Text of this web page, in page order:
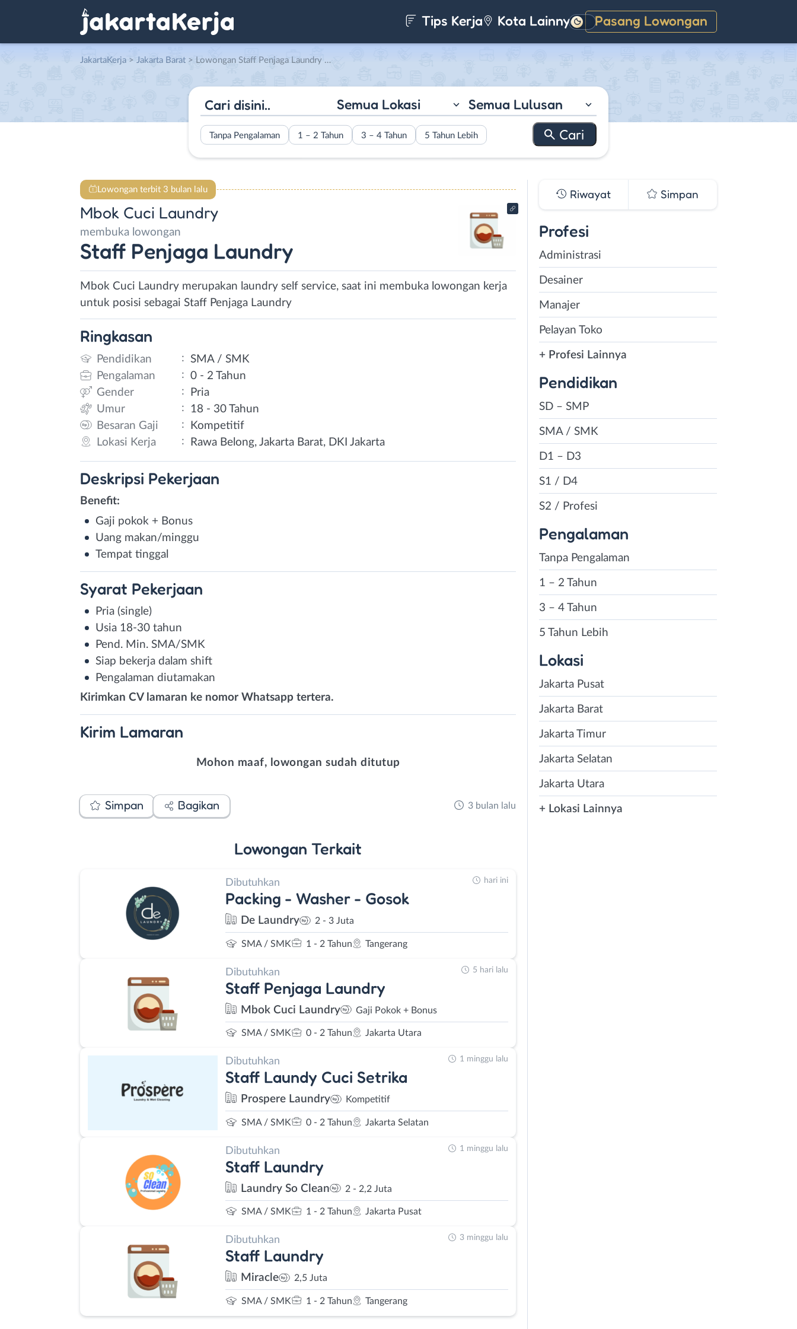
Tips Kerja Kota Lainnya Pasang Lowongan
Gelap
JakartaKerja > Jakarta Barat > Lowongan Staff Penjaga Laundry di Mbok Cuci Laundry
Semua Lokasi Semua Lulusan
Tanpa Pengalaman 1 – 2 Tahun 3 – 4 Tahun 5 Tahun Lebih
Lowongan terbit 3 bulan lalu
Mbok Cuci Laundry
membuka lowongan
Staff Penjaga Laundry
Mbok Cuci Laundry merupakan laundry self service, saat ini membuka lowongan kerja
untuk posisi sebagai Staff Penjaga Laundry
Ringkasan
Pendidikan : SMA / SMK
Pengalaman
: 0 - 2 Tahun
Gender
:
Pria
Umur
:
18 - 30 Tahun
Besaran Gaji
:
Kompetitif
Lokasi Kerja
: Rawa Belong, Jakarta Barat, DKI Jakarta
Deskripsi Pekerjaan
Benefit:
Gaji pokok + Bonus
Uang makan/minggu
Tempat tinggal
Syarat Pekerjaan
Pria (single)
Usia 18-30 tahun
Pend. Min. SMA/SMK
Siap bekerja dalam shift
Pengalaman diutamakan
Kirimkan CV lamaran ke nomor Whatsapp tertera.
Kirim Lamaran
Mohon maaf, lowongan sudah ditutup
Simpan Bagikan 3 bulan lalu
Lowongan Terkait
Dibutuhkan
Packing - Washer - Gosok
De Laundry 2 - 3 Juta
SMA / SMK 1 - 2 Tahun Tangerang
hari ini
Dibutuhkan
Staff Penjaga Laundry
Mbok Cuci Laundry Gaji Pokok + Bonus
SMA / SMK 0 - 2 Tahun Jakarta Utara
5 hari lalu
Dibutuhkan
Staff Laundy Cuci Setrika
Prospere Laundry Kompetitif
SMA / SMK 0 - 2 Tahun Jakarta Selatan
1 minggu lalu
Dibutuhkan
Staff Laundry
Laundry So Clean 2 - 2,2 Juta
SMA / SMK 1 - 2 Tahun Jakarta Pusat
1 minggu lalu
Dibutuhkan
Staff Laundry
Miracle 2,5 Juta
SMA / SMK 1 - 2 Tahun Tangerang
3 minggu lalu
Riwayat Simpan
Profesi
Administrasi
Desainer
Manajer
Pelayan Toko
+ Profesi Lainnya
Pendidikan
SD – SMP
SMA / SMK
D1 – D3
S1 / D4
S2 / Profesi
Pengalaman
Tanpa Pengalaman
1 – 2 Tahun
3 – 4 Tahun
5 Tahun Lebih
Lokasi
Jakarta Pusat
Jakarta Barat
Jakarta Timur
Jakarta Selatan
Jakarta Utara
+ Lokasi Lainnya